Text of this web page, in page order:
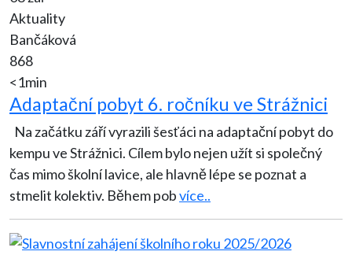
Aktuality
Bančáková
868
<1min
Adaptační pobyt 6. ročníku ve Strážnici
Na začátku září vyrazili šesťáci na adaptační pobyt do
kempu ve Strážnici. Cílem bylo nejen užít si společný
čas mimo školní lavice, ale hlavně lépe se poznat a
stmelit kolektiv. Během pobvíce..